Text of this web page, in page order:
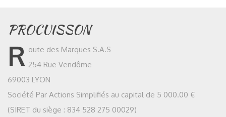
PROCUISSON
R oute des Marques S.A.S
254 Rue Vendôme
69003 LYON
Société Par Actions Simplifiés au capital de 5 000.00 €
(SIRET du siège : 834 528 275 00029)